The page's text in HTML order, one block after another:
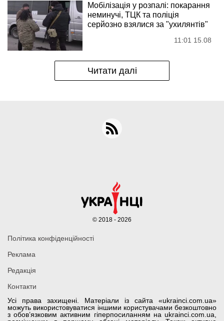
Мобілізація у розпалі: покарання
неминучі, ТЦК та поліція
серйозно взялися за "ухилянтів"
11:01 15.08
Читати далі
Усі права захищені. Матеріали із сайта «ukrainci.com.ua»
можуть використовуватися іншими користувачами безкоштовно
з обов’язковим активним гіперпосиланням на ukrainci.com.ua,
Політика конфіденційності
Реклама
Редакція
Контакти
© 2018 - 2026